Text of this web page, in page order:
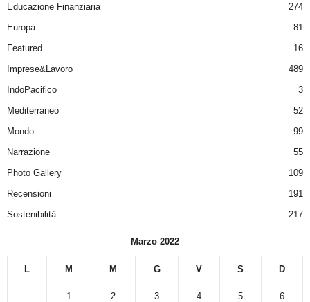
Educazione Finanziaria
274
Europa
81
Featured
16
Imprese&Lavoro
489
IndoPacifico
3
Mediterraneo
52
Mondo
99
Narrazione
55
Photo Gallery
109
Recensioni
191
Sostenibilità
217
Marzo 2022
L M M G V S D
1 2 3 4 5 6